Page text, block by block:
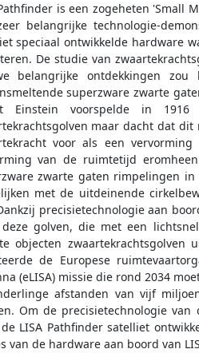
is een zogeheten 'Small
belangrijke technologie-
speciaal ontwikkelde hardware
De studie van
belangrijke ontdekkingen
superzware zwarte
Einstein voorspelde in
maar dacht dat
voor als een
van de ruimtetijd
zwarte gaten rimpelingen
met de uitdeinende
precisietechnologie aan
deze golven, die met een
objecten
de Europese
(eLISA) missie die rond 2034
afstanden van vijf
Om de precisietechnologie
LISA Pathfinder satelliet
van de hardware aan boord van